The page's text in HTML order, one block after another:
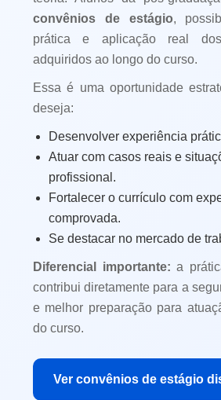
convênios de estágio,
prática e aplicação real dos
adquiridos ao longo do curso.
Essa é uma oportunidade
deseja:
Desenvolver experiência
Atuar com casos reais e
profissional.
Fortalecer o currículo com
comprovada.
Se destacar no mercado de
Diferencial importante: a
contribui diretamente para a
e melhor preparação para
do curso.
Ver convênios de estágio